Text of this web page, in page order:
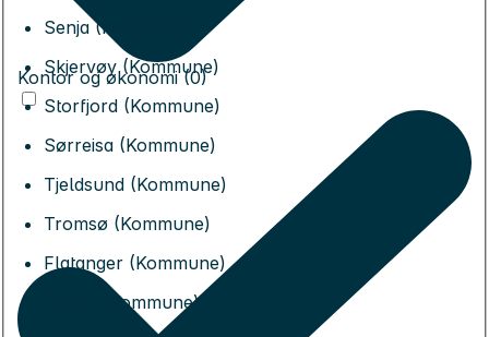
Senja (Kommune)
Skjervøy (Kommune)
Storfjord (Kommune)
Sørreisa (Kommune)
Tjeldsund (Kommune)
Tromsø (Kommune)
Flatanger (Kommune)
Frosta (Kommune)
Kontor og økonomi (0)